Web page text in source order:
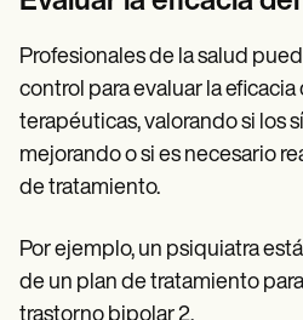
Profesionales de la salud
control para evaluar la
terapéuticas, valorando si los
mejorando o si es necesario
de tratamiento.
Por ejemplo, un psiquiatra
de un plan de tratamiento